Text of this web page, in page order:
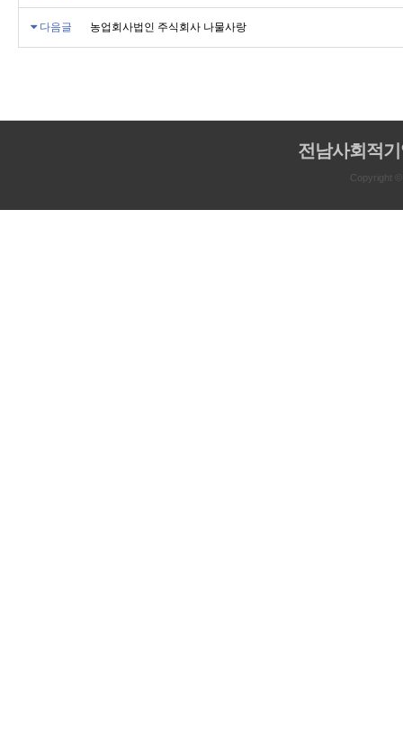
다음글 농업회사법인 주식회사 나물사랑
전남사회적
Copyright